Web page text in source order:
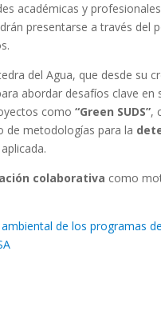
académicas y
presentarse a través del
del Agua, que desde su
abordar desafíos clave en
como“Green SUDS”,
de metodologías para la
colaborativa como
de los programas